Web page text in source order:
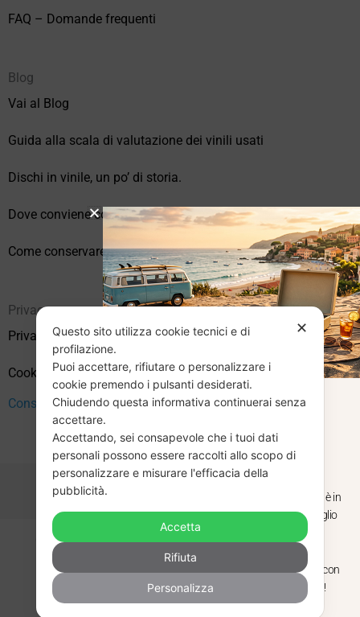
FAQ – Domande frequenti
Blog
Vai al Blog
Guida alla scala di valutazione dei vinili usati
Dischi in vinile, un po’ di storia.
Dove conviene comprare vinili online?
Come conservare correttamente i vinili usati
Privacy
Privacy Policy
Cookie Policy (UE)
Consenso
Copyright © 2026 Vendita Vinili Usati | P.IVA 12240940960
NextWebStudio
✕
Questo sito utilizza cookie tecnici e di
profilazione.
Puoi accettare, rifiutare o personalizzare i
cookie premendo i pulsanti desiderati.
Chiudendo questa informativa continuerai senza
accettare.
Accettando, sei consapevole che i tuoi dati
personali possono essere raccolti allo scopo di
personalizzare e misurare l'efficacia della
pubblicità.
Accetta
Rifiuta
Personalizza
CHIUSURA
ESTIVA
Dal 29 luglio al 31 agosto venditaviniliusati.it è in
pausa estiva. Gli ordini ricevuti entro il 29 luglio
saranno spediti regolarmente.
Torniamo il 1 settembre, pronti a riprendere con
nuovi arrivi. Buona estate e buon ascolto!